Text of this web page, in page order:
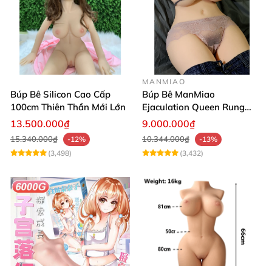
Búp Bê Silicon Cao Cấp
100cm Thiên Thần Mới Lớn
13.500.000₫
15.340.000₫
-12%
(3,498)
MANMIAO
Búp Bê ManMiao
Ejaculation Queen Rung
Cảm Biến Sưởi Ấm Xuất
9.000.000₫
10.344.000₫
-13%
(3,432)